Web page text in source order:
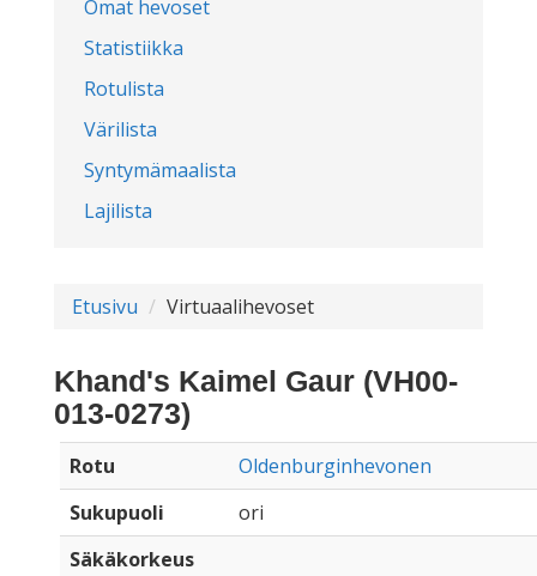
Omat hevoset
Statistiikka
Rotulista
Värilista
Syntymämaalista
Lajilista
Etusivu Virtuaalihevoset
Khand's Kaimel Gaur (VH00-
013-0273)
Rotu
Oldenburginhevonen
Sukupuoli
ori
Säkäkorkeus